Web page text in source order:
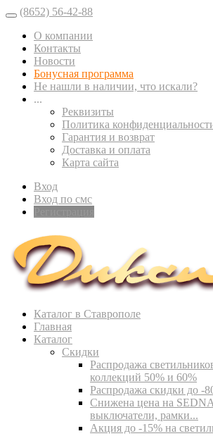
(8652) 56-42-88
О компании
Контакты
Новости
Бонусная программа
Не нашли в наличии, что искали?
...
Реквизиты
Политика
Гарантия и возврат
Доставка и оплата
Карта сайта
Вход
Вход по смс
Каталог в Ставрополе
Главная
Каталог
Скидки
Распродажа
коллекций 50% и 60%
Распродажа скидки до -
Cнижена цена на
выключатели, рамки...
Акция до -15% на